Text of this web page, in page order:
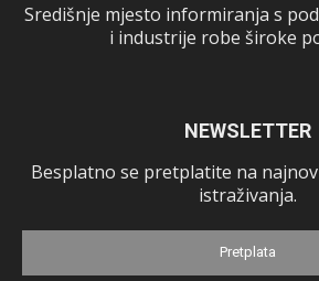
Središnje mjesto informiranja s
i industrije robe široke
NEWSLETTER
Besplatno se pretplatite na
istraživanja.
Pretplata